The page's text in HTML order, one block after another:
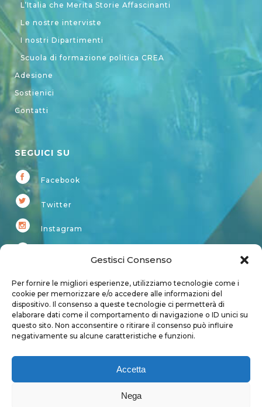
Gestisci Consenso
Per fornire le migliori esperienze, utilizziamo tecnologie come i
cookie per memorizzare e/o accedere alle informazioni del
dispositivo. Il consenso a queste tecnologie ci permetterà di
elaborare dati come il comportamento di navigazione o ID unici su
questo sito. Non acconsentire o ritirare il consenso può influire
negativamente su alcune caratteristiche e funzioni.
Accetta
Nega
L’Italia che Merita Storie Affascinanti
Le nostre interviste
I nostri Dipartimenti
Scuola di formazione politica CREA
Adesione
Sostienici
Contatti
SEGUICI SU
Facebook
Twitter
Instagram
Account
Login
User page